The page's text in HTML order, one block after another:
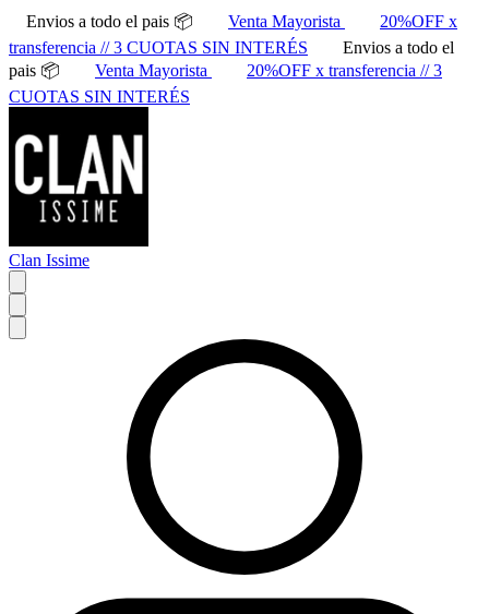
Envios a todo el pais 📦 Venta Mayorista
20%OFF x
transferencia // 3 CUOTAS SIN INTERÉS
Envios a todo el
pais 📦
Venta Mayorista
20%OFF x transferencia // 3
CUOTAS SIN INTERÉS
Clan Issime